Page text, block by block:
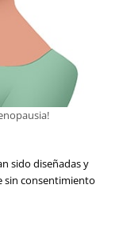
sido diseñadas y
sin consentimiento